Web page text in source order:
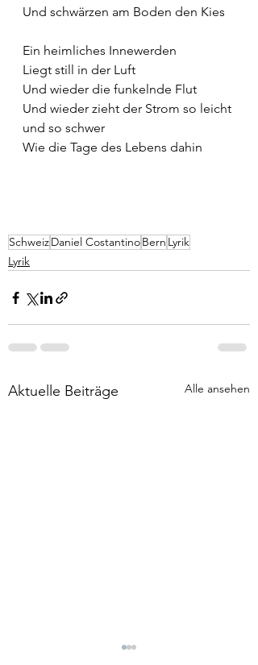
Und schwärzen am Boden den Kies
Ein heimliches Innewerden
Liegt still in der Luft
Und wieder die funkelnde Flut
Und wieder zieht der Strom so leicht
und so schwer
Wie die Tage des Lebens dahin
SchweizDaniel CostantinoBern Lyrik
Lyrik
Aktuelle Beiträge Alle ansehen